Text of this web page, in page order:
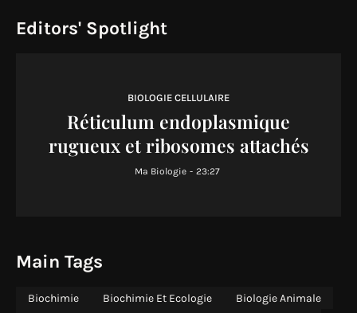
Editors' Spotlight
BIOLOGIE CELLULAIRE
Réticulum endoplasmique
rugueux et ribosomes attachés
Ma Biologie - 23:27
Main Tags
Biochimie Biochimie Et Ecologie Biologie Animale